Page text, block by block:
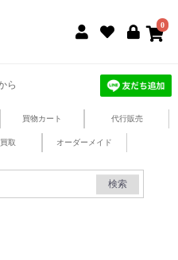
0
ら
買物カート 代行販売
取 オーダーメイド
検索